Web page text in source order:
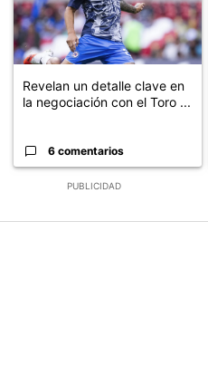
PUBLICIDAD
Revelan un detalle clave en
la negociación con el Toro ...
6 comentarios